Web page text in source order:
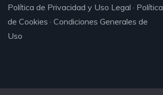
Política de Privacidad y Uso Legal · Política
de Cookies · Condiciones Generales de
Uso